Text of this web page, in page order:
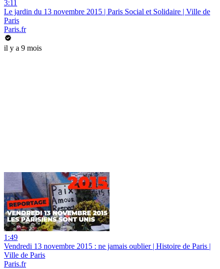
3:11
Le jardin du 13 novembre 2015 | Paris Social et Solidaire | Ville de
Paris
Paris.fr
il y a 9 mois
1:49
Vendredi 13 novembre 2015 : ne jamais oublier | Histoire de Paris |
Ville de Paris
Paris.fr